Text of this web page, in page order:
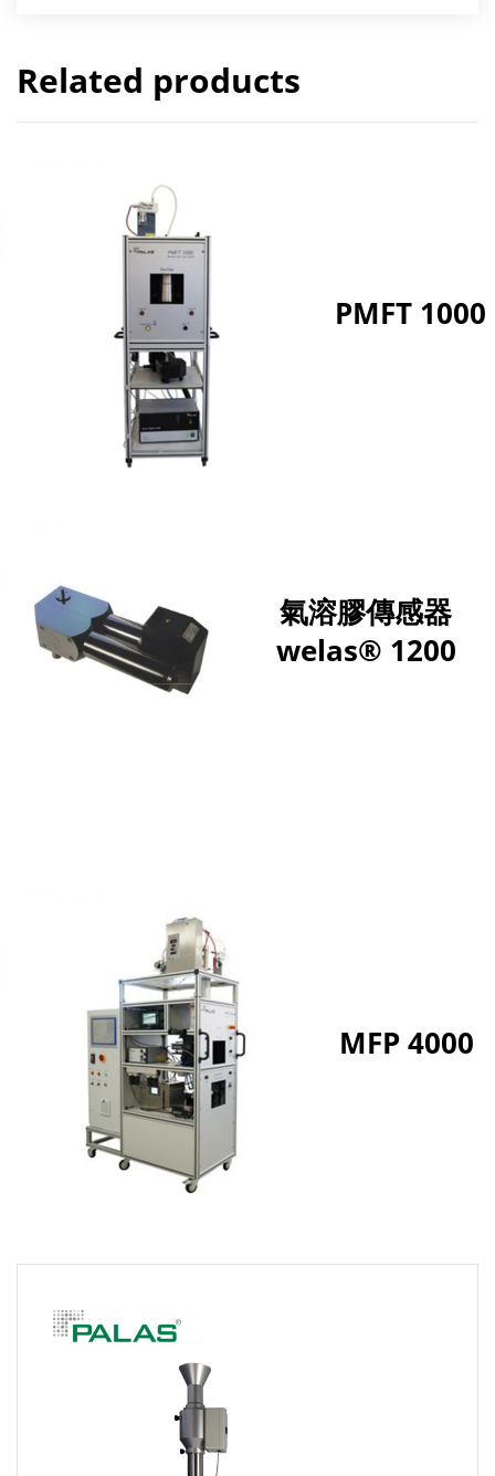
Related products
PMFT 1000
氣溶膠傳感器
welas® 1200
MFP 4000